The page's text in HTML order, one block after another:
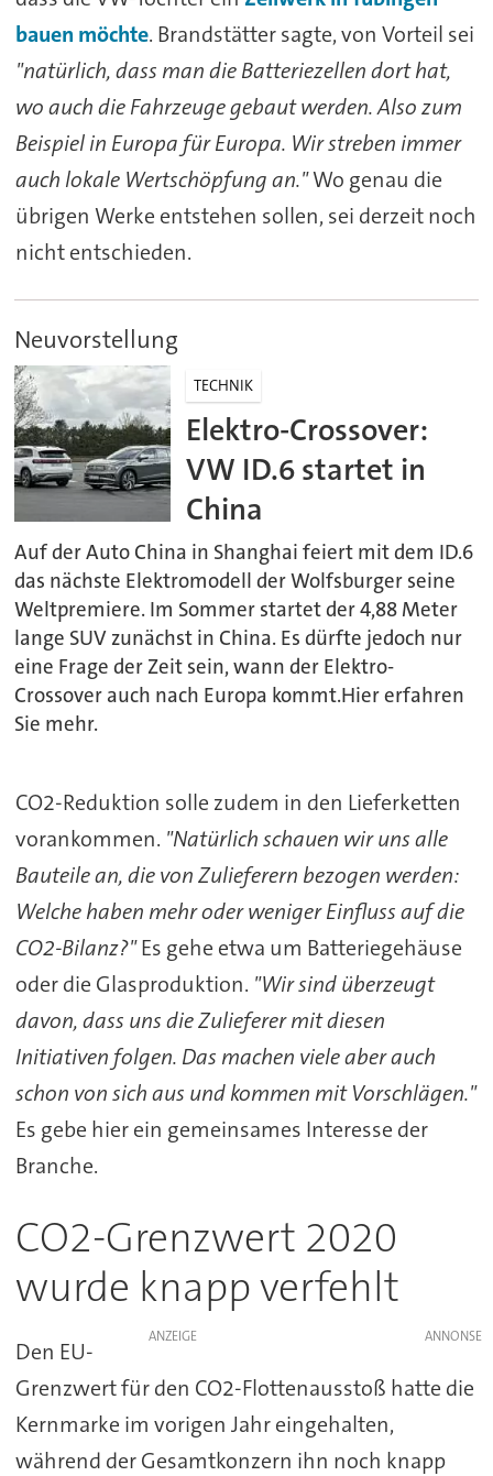
bauen möchte. Brandstätter sagte, von Vorteil sei
"natürlich, dass man die Batteriezellen dort hat,
wo auch die Fahrzeuge gebaut werden. Also zum
Beispiel in Europa für Europa. Wir streben immer
auch lokale Wertschöpfung an."Wo genau die
übrigen Werke entstehen sollen, sei derzeit noch
nicht entschieden.
Neuvorstellung
TECHNIK
Elektro-Crossover:
VW ID.6 startet in
China
Auf der Auto China in Shanghai feiert mit dem ID.6
das nächste Elektromodell der Wolfsburger seine
Weltpremiere. Im Sommer startet der 4,88 Meter
lange SUV zunächst in China. Es dürfte jedoch nur
eine Frage der Zeit sein, wann der Elektro-
Crossover auch nach Europa kommt.Hier erfahren
Sie mehr.
CO2-Reduktion solle zudem in den Lieferketten
vorankommen. "Natürlich schauen wir uns alle
Bauteile an, die von Zulieferern bezogen werden:
Welche haben mehr oder weniger Einfluss auf die
CO2-Bilanz?"Es gehe etwa um Batteriegehäuse
oder die Glasproduktion. "Wir sind überzeugt
davon, dass uns die Zulieferer mit diesen
Initiativen folgen. Das machen viele aber auch
schon von sich aus und kommen mit Vorschlägen."
Es gebe hier ein gemeinsames Interesse der
Branche.
CO2-Grenzwert 2020
wurde knapp verfehlt
ANZEIGE
Den EU-
Grenzwert für den CO2-Flottenausstoß hatte die
Kernmarke im vorigen Jahr eingehalten,
während der Gesamtkonzern ihn noch knapp